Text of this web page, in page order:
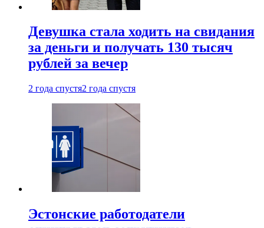
Девушка стала ходить на свидания
за деньги и получать 130 тысяч
рублей за вечер
2 года спустя2 года спустя
Эстонские работодатели